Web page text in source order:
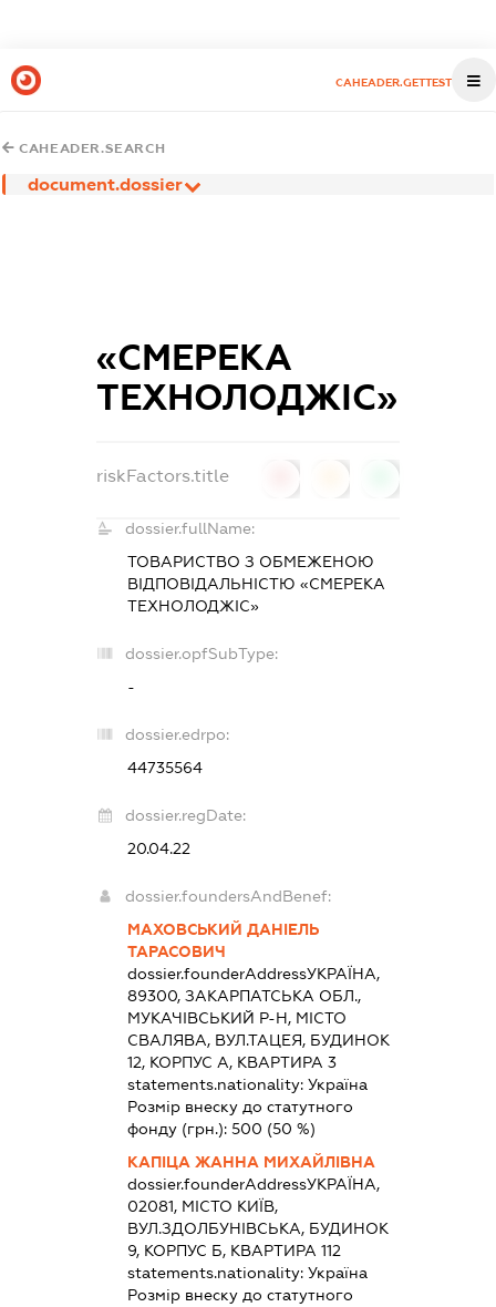
CAHEADER.GETTEST
CAHEADER.SEARCH
document.dossier
«СМЕРЕКА
ТЕХНОЛОДЖІС»
riskFactors.title
dossier.fullName:
ТОВАРИСТВО З ОБМЕЖЕНОЮ
ВІДПОВІДАЛЬНІСТЮ «СМЕРЕКА
ТЕХНОЛОДЖІС»
dossier.opfSubType:
-
dossier.edrpo:
44735564
dossier.regDate:
20.04.22
dossier.foundersAndBenef:
МАХОВСЬКИЙ ДАНІЕЛЬ
ТАРАСОВИЧ
dossier.founderAddressУКРАЇНА,
89300, ЗАКАРПАТСЬКА ОБЛ.,
МУКАЧІВСЬКИЙ Р-Н, МІСТО
СВАЛЯВА, ВУЛ.ТАЦЕЯ, БУДИНОК
12, КОРПУС А, КВАРТИРА 3
statements.nationality:Україна
Розмір внеску до статутного
фонду (грн.):500 (50 %)
КАПІЦА ЖАННА МИХАЙЛІВНА
dossier.founderAddressУКРАЇНА,
02081, МІСТО КИЇВ,
ВУЛ.ЗДОЛБУНІВСЬКА, БУДИНОК
9, КОРПУС Б, КВАРТИРА 112
statements.nationality:Україна
Розмір внеску до статутного